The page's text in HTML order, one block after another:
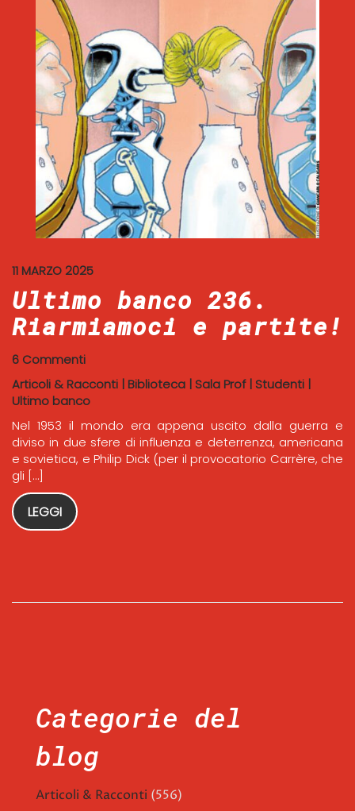
11 MARZO 2025
Ultimo banco 236.
Riarmiamoci e partite!
6 Commenti
Articoli & Racconti | Biblioteca | Sala Prof| Studenti |
Ultimo banco
Nel 1953 il mondo era appena uscito dalla guerra e
diviso in due sfere di influenza e deterrenza, americana
e sovietica, e Philip Dick (per il provocatorio Carrère, che
gli […]
LEGGI
Categorie del
blog
Articoli & Racconti (556)